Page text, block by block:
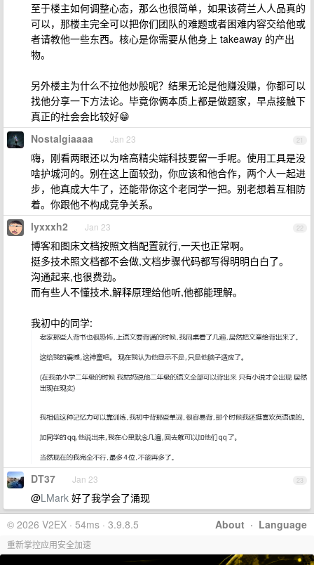
至于楼主如何调整心态，那么也很简单，如果该荷兰人人品真的
可以，那楼主完全可以把你们团队的难题或者困难内容交给他或
者请教他一些东西。核心是你需要从他身上 takeaway 的产出
物。
另外楼主为什么不拉他炒股呢？结果无论是他赚没赚，你都可以
找他分享一下方法论。毕竟你俩本质上都是做题家，早点接触下
真正的社会会比较好😁
21
Nostalgiaaaa Jan 23
嗨，刚看两眼还以为啥高精尖端科技要留一手呢。使用工具是没
啥护城河的。别在这上面较劲，你应该和他合作，两个人一起进
步，他真成大牛了，还能带你这个老同学一把。别老想着互相防
着。你跟他不构成竞争关系。
22
lyxxxh2 Jan 23
博客和图床文档按照文档配置就行,一天也正常啊。
挺多技术照文档都不会做,文档步骤代码都写得明明白白了。
沟通起来,也很费劲。
而有些人不懂技术,解释原理给他听,他都能理解。
我初中的同学:
23
DT37 Jan 23
@LMark 好了我学会了涌现
About · Language
© 2026 V2EX · 54ms · 3.9.8.5
重新掌控应用安全加速